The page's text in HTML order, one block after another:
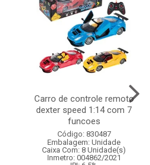
Carro de controle remoto
dexter speed 1:14 com 7
funcoes
Código: 830487
Embalagem: Unidade
Caixa Com: 8 Unidade(s)
Inmetro: 004862/2021